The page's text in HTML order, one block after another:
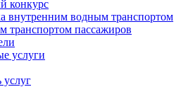
конкурс
внутренним водным транспортом
транспортом пассажиров
услуги
услуг